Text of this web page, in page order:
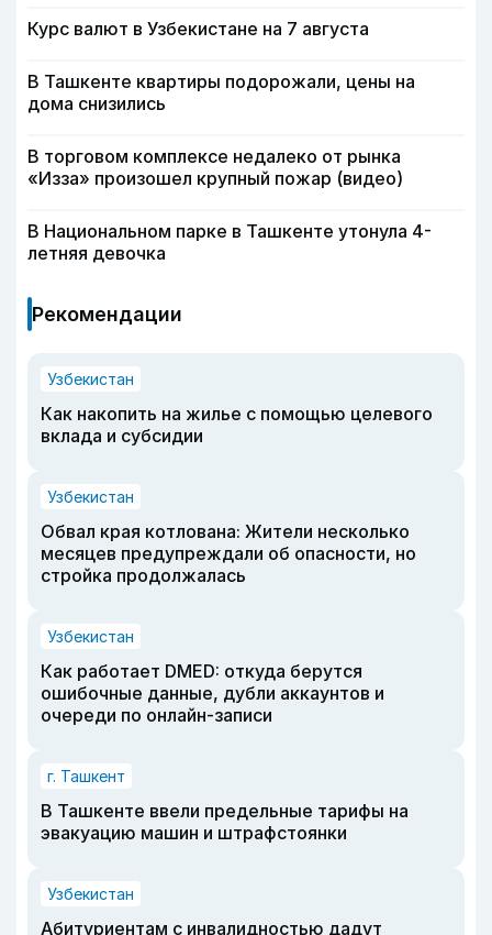
Курс валют в Узбекистане на 7 августа
В Ташкенте квартиры подорожали, цены на
дома снизились
В торговом комплексе недалеко от рынка
«Изза» произошел крупный пожар (видео)
В Национальном парке в Ташкенте утонула 4-
летняя девочка
Рекомендации
Узбекистан
Как накопить на жилье с помощью целевого
вклада и субсидии
Узбекистан
Обвал края котлована: Жители несколько
месяцев предупреждали об опасности, но
стройка продолжалась
Узбекистан
Как работает DMED: откуда берутся
ошибочные данные, дубли аккаунтов и
очереди по онлайн-записи
г. Ташкент
В Ташкенте ввели предельные тарифы на
эвакуацию машин и штрафстоянки
Узбекистан
Абитуриентам с инвалидностью дадут